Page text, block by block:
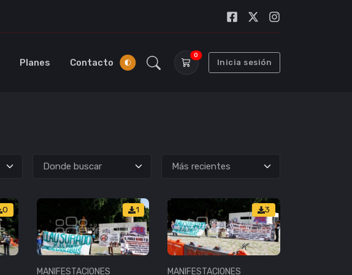
Planes Contacto
0
Inicia sesión
Donde buscar
0 1
MANIFESTACIONES
3
MANIFESTACIONES